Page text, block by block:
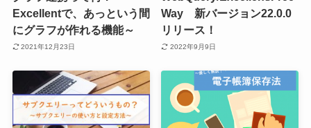
Excellentで、あっという間
にグラフが作れる機能～
2021年12月23日
Way 新バージョン22.0.0
リリース！
2022年9月9日